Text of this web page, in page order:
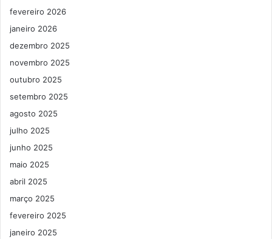
fevereiro 2026
janeiro 2026
dezembro 2025
novembro 2025
outubro 2025
setembro 2025
agosto 2025
julho 2025
junho 2025
maio 2025
abril 2025
março 2025
fevereiro 2025
janeiro 2025